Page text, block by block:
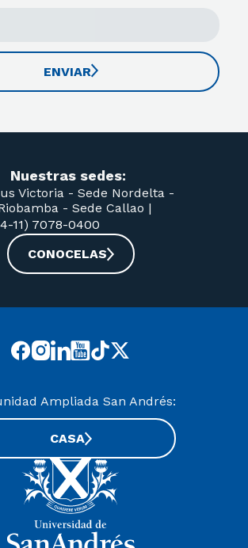
ENVIAR
Nuestras sedes:
Victoria - Sede Nordelta -
- Sede Callao |
11) 7078-0400
CONOCELAS
Ampliada San Andrés:
CASA